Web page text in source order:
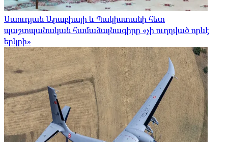
Սաուդյան Արաբիայի և Պակիստանի հետ
պաշտպանական համաձայնագիրը «չի ուղղված որևէ
երկրի»